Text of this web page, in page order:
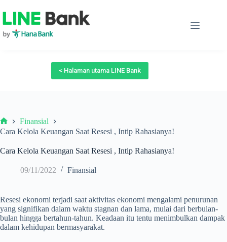
to
content
< Halaman utama LINE Bank
Beranda
Finansial
Cara Kelola Keuangan Saat Resesi , Intip Rahasianya!
Cara Kelola Keuangan Saat Resesi , Intip Rahasianya!
09/11/2022 Finansial
Resesi ekonomi terjadi saat aktivitas ekonomi mengalami penurunan
yang signifikan dalam waktu stagnan dan lama, mulai dari berbulan-
bulan hingga bertahun-tahun. Keadaan itu tentu menimbulkan dampak
dalam kehidupan bermasyarakat.